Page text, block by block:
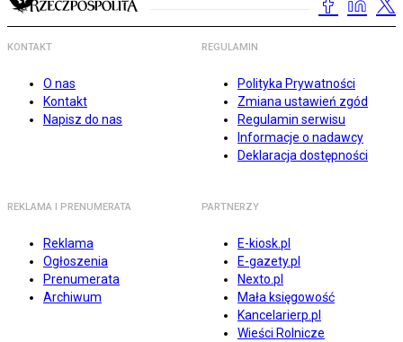
KONTAKT
O nas
Kontakt
Napisz do nas
REGULAMIN
Polityka Prywatności
Zmiana ustawień zgód
Regulamin serwisu
Informacje o nadawcy
Deklaracja dostępności
REKLAMA I PRENUMERATA
Reklama
Ogłoszenia
Prenumerata
Archiwum
PARTNERZY
E-kiosk.pl
E-gazety.pl
Nexto.pl
Mała księgowość
Kancelarierp.pl
Wieści Rolnicze